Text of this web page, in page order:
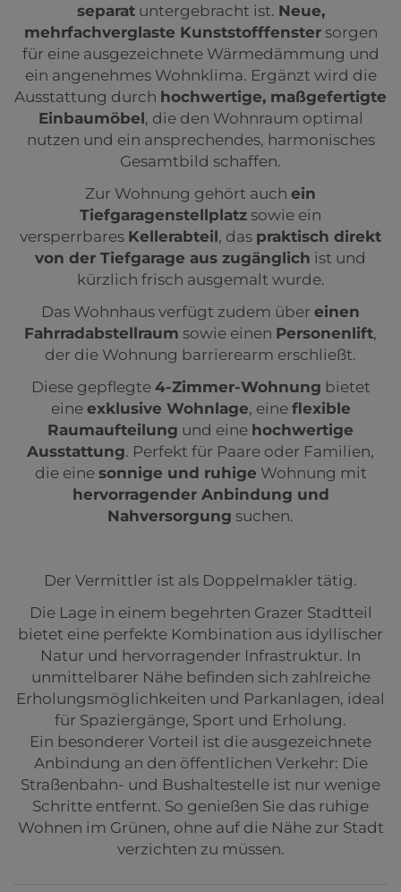
separatuntergebracht ist. Neue,
mehrfachverglaste Kunststofffenstersorgen
für eine ausgezeichnete Wärmedämmung und
ein angenehmes Wohnklima. Ergänzt wird die
Ausstattung durch hochwertige, maßgefertigte
Einbaumöbel, die den Wohnraum optimal
nutzen und ein ansprechendes, harmonisches
Gesamtbild schaffen.
Zur Wohnung gehört auch ein
Tiefgaragenstellplatz sowie ein
versperrbares Kellerabteil, das praktisch direkt
von der Tiefgarage aus zugänglich ist und
kürzlich frisch ausgemalt wurde.
Das Wohnhaus verfügt zudem über einen
Fahrradabstellraum sowie einen Personenlift,
der die Wohnung barrierearm erschließt.
Diese gepflegte 4-Zimmer-Wohnung bietet
eine exklusive Wohnlage, eine flexible
Raumaufteilung und eine hochwertige
Ausstattung. Perfekt für Paare oder Familien,
die eine sonnige und ruhige Wohnung mit
hervorragender Anbindung und
Nahversorgung suchen.
Der Vermittler ist als Doppelmakler tätig.
Die Lage in einem begehrten Grazer Stadtteil
bietet eine perfekte Kombination aus idyllischer
Natur und hervorragender Infrastruktur. In
unmittelbarer Nähe befinden sich zahlreiche
Erholungsmöglichkeiten und Parkanlagen, ideal
für Spaziergänge, Sport und Erholung.
Ein besonderer Vorteil ist die ausgezeichnete
Anbindung an den öffentlichen Verkehr: Die
Straßenbahn- und Bushaltestelle ist nur wenige
Schritte entfernt. So genießen Sie das ruhige
Wohnen im Grünen, ohne auf die Nähe zur Stadt
verzichten zu müssen.